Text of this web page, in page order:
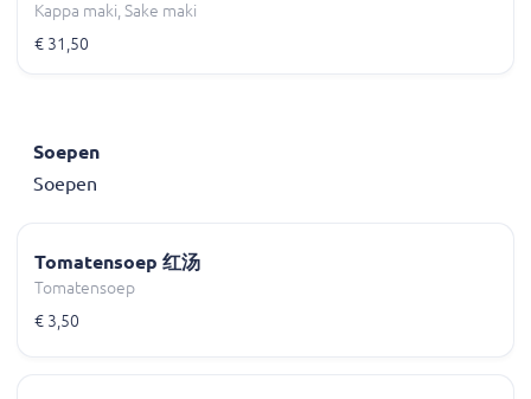
Kappa maki, Sake maki
€ 31,50
Soepen
Soepen
Tomatensoep 红汤
Tomatensoep
€ 3,50